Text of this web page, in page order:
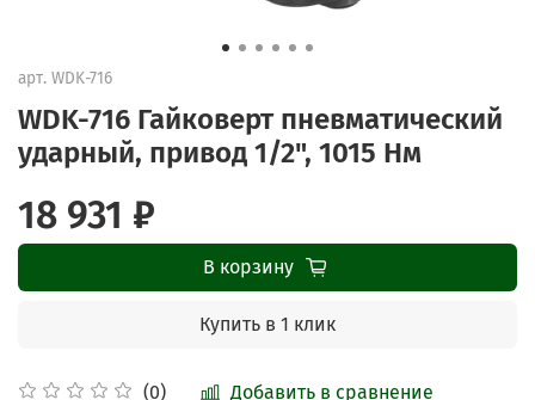
арт. WDK-716
WDK-716 Гайковерт пневматический
ударный, привод 1/2", 1015 Нм
(0) Добавить в сравнение
18 931 ₽
В корзину
Купить в 1 клик